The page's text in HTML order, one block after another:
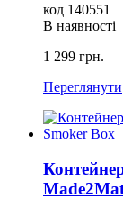
код 140551
В наявності
1 299 грн.
Переглянути